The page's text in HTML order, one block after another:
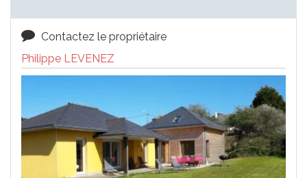
Contactez le propriétaire
Philippe LEVENEZ